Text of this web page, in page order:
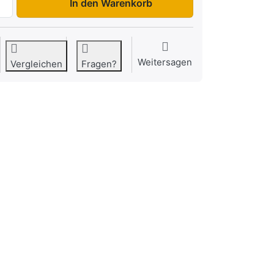
In den Warenkorb
Vergleichen Fragen? Weitersagen